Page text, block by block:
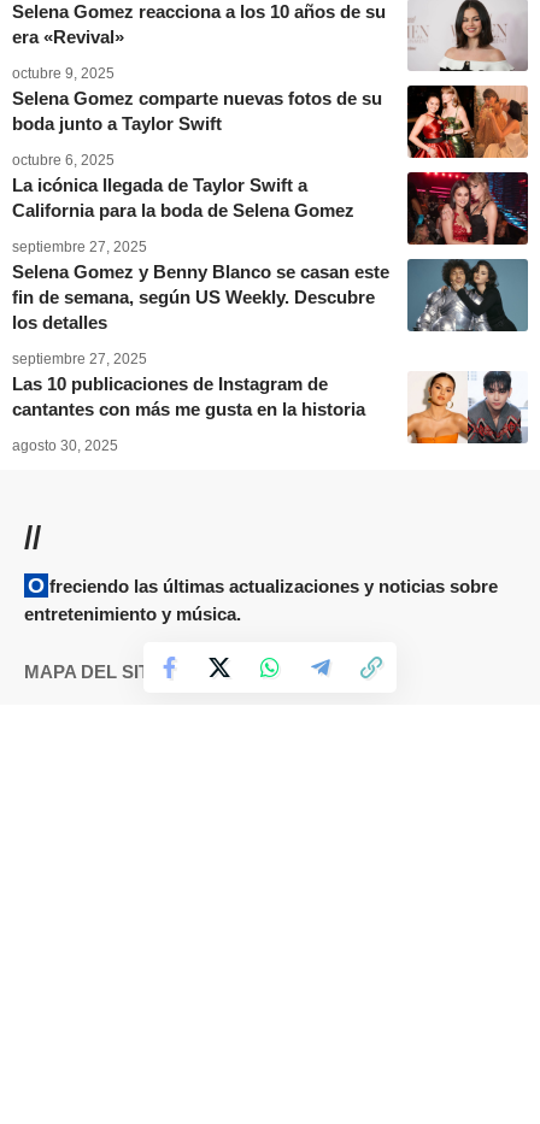
Selena Gomez reacciona a los 10 años de su
era «Revival»
octubre 9, 2025
Selena Gomez comparte nuevas fotos de su
boda junto a Taylor Swift
octubre 6, 2025
La icónica llegada de Taylor Swift a
California para la boda de Selena Gomez
septiembre 27, 2025
Selena Gomez y Benny Blanco se casan este
fin de semana, según US Weekly. Descubre
los detalles
septiembre 27, 2025
Las 10 publicaciones de Instagram de
cantantes con más me gusta en la historia
agosto 30, 2025
//
Ofreciendo las últimas actualizaciones y noticias sobre
entretenimiento y música.
MAPA DEL SITIO